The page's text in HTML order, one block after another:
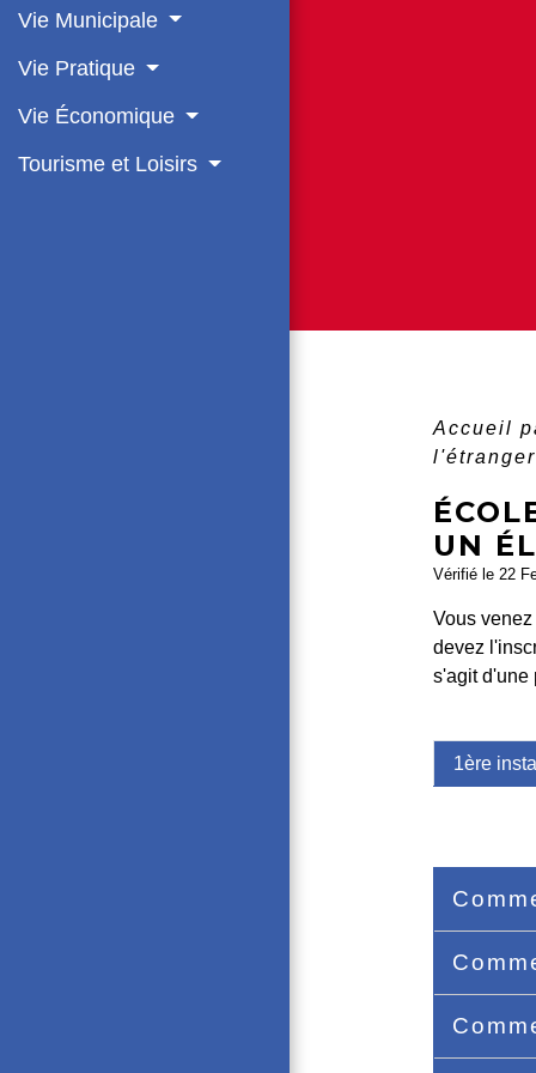
Vie Municipale
Vie Pratique
Vie Économique
Tourisme et Loisirs
Accueil
l'étranger
UN
Vérifié le 22
Vous
devez
s'agit d'une
1ère